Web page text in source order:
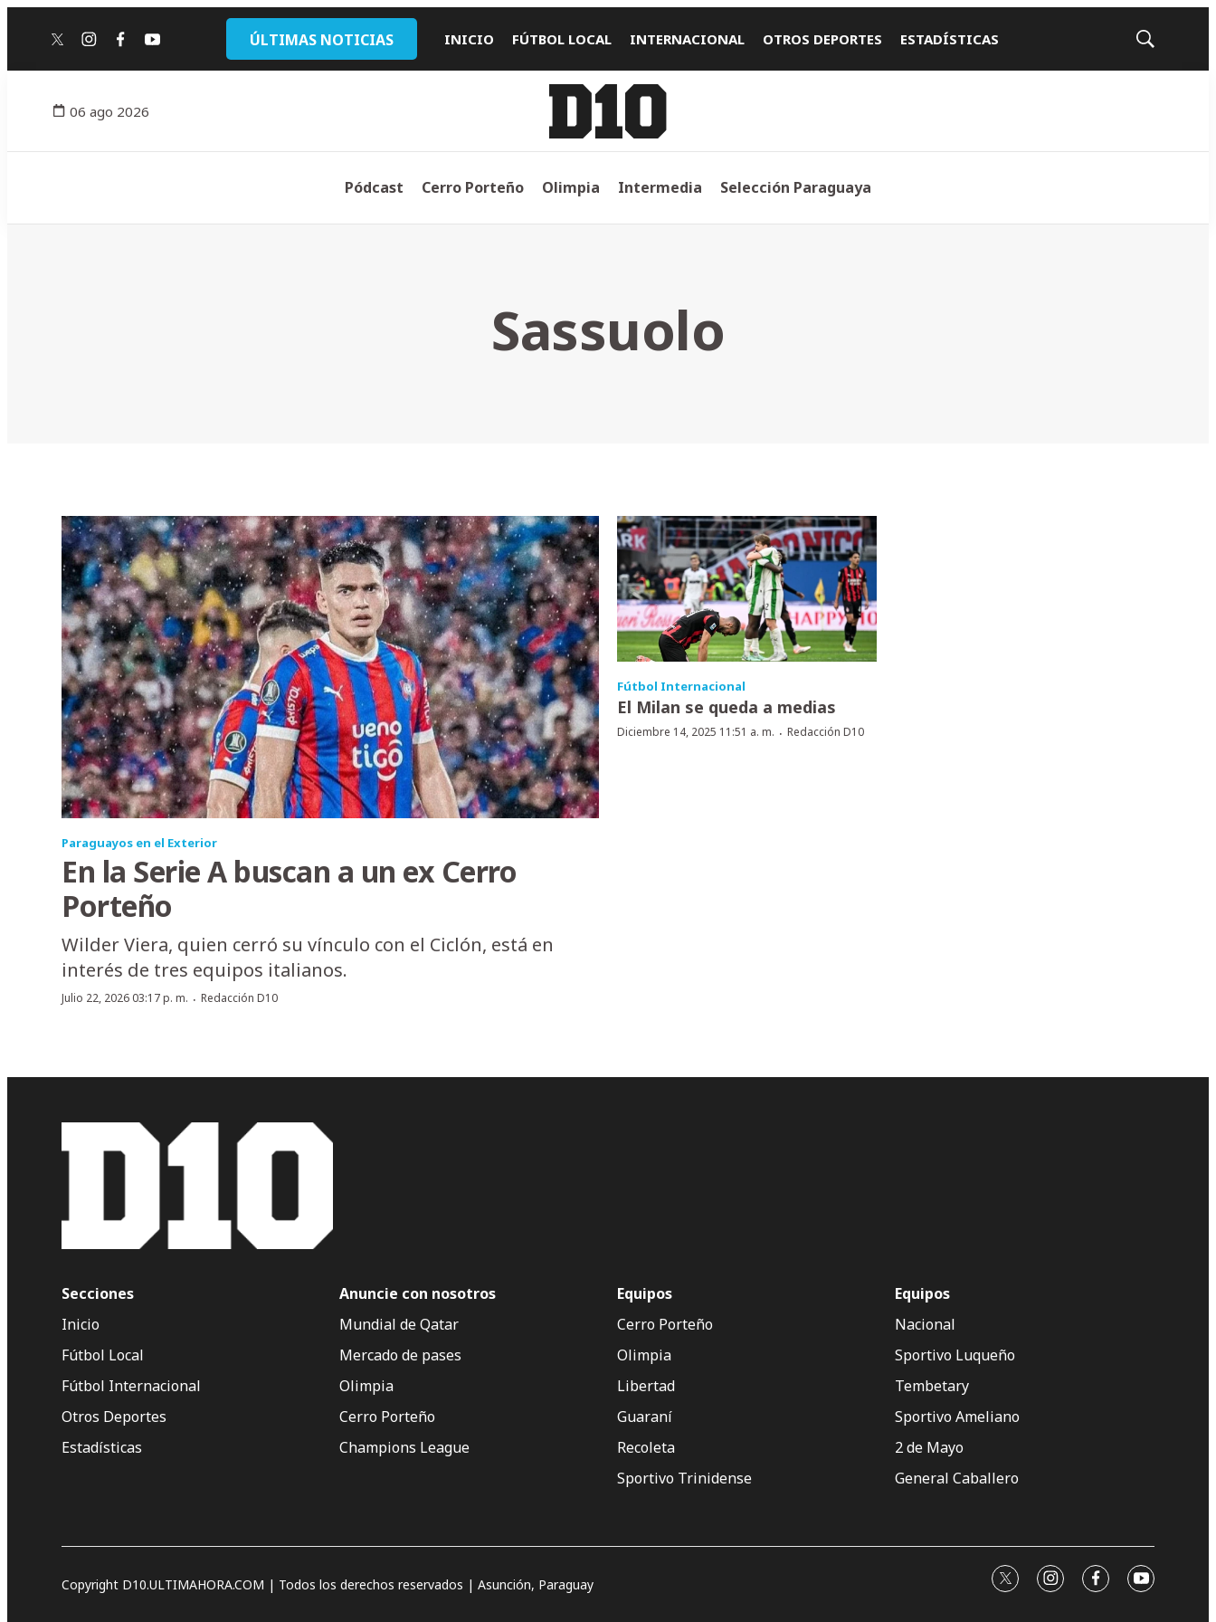
twitterinstagram
facebook
youtube ÚLTIMAS NOTICIAS INICIO FÚTBOL LOCAL INTERNACIONAL OTROS DEPORTES ESTADÍSTICAS
Mostrar
06 ago 2026
Pódcast Cerro Porteño Olimpia Intermedia Selección Paraguaya
Sassuolo
Paraguayos en el Exterior
En la Serie A buscan a un ex Cerro
Porteño
Wilder Viera, quien cerró su vínculo con el Ciclón, está en
interés de tres equipos italianos.
Julio 22, 2026 03:17 p. m. · Redacción D10
Fútbol Internacional
El Milan se queda a medias
Diciembre 14, 2025 11:51 a. m. · Redacción D10
Secciones
Inicio
Fútbol Local
Fútbol Internacional
Otros Deportes
Estadísticas
Anuncie con nosotros
Mundial de Qatar
Mercado de pases
Olimpia
Cerro Porteño
Champions League
Equipos
Cerro Porteño
Olimpia
Libertad
Guaraní
Recoleta
Sportivo Trinidense
Equipos
Nacional
Sportivo Luqueño
Tembetary
Sportivo Ameliano
2 de Mayo
General Caballero
Copyright D10.ULTIMAHORA.COM | Todos los derechos reservados | Asunción, Paraguay twitterinstagram
facebookyoutube